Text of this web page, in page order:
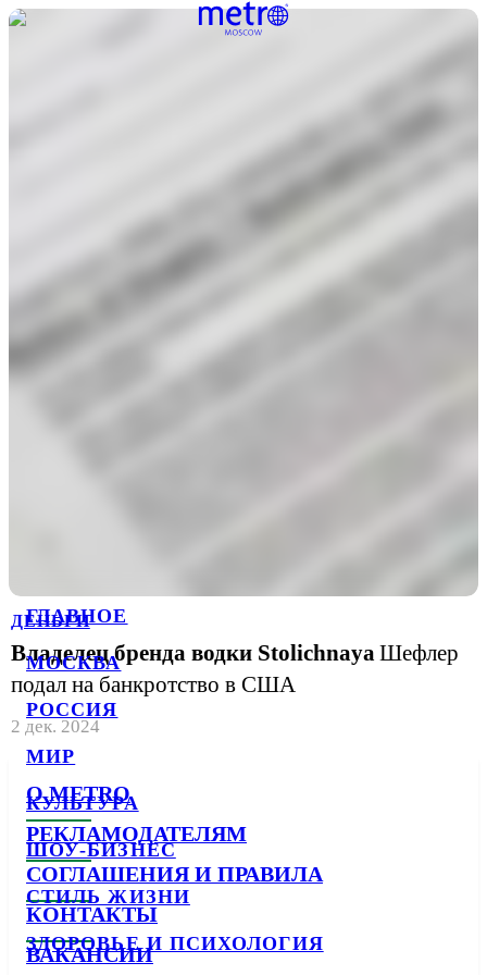
ГЛАВНОЕ
МОСКВА
РОССИЯ
МИР
КУЛЬТУРА
ШОУ-БИЗНЕС
СТИЛЬ ЖИЗНИ
ЗДОРОВЬЕ И ПСИХОЛОГИЯ
ДЕНЬГИ
Владелец бренда водки Stolichnaya Шефлер
подал на банкротство в США
2 дек. 2024
О METRO
РЕКЛАМОДАТЕЛЯМ
СОГЛАШЕНИЯ И ПРАВИЛА
КОНТАКТЫ
ВАКАНСИИ